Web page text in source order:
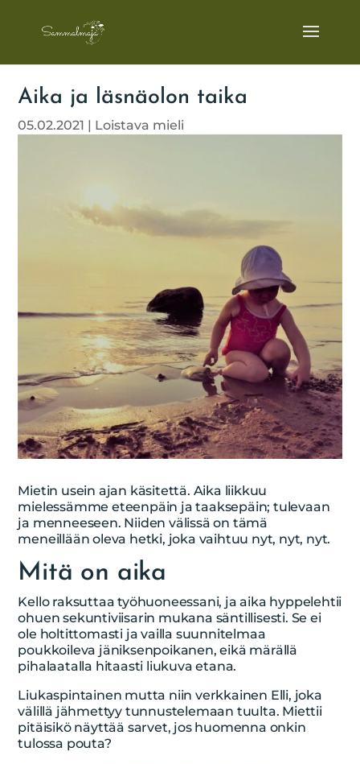
Aika ja läsnäolon taika
05.02.2021 | Loistava mieli
Mietin usein ajan käsitettä. Aika liikkuu
mielessämme eteenpäin ja taaksepäin; tulevaan
ja menneeseen. Niiden välissä on tämä
meneillään oleva hetki, joka vaihtuu nyt, nyt, nyt.
Mitä on aika
Kello raksuttaa työhuoneessani, ja aika hyppelehtii
ohuen sekuntiviisarin mukana säntillisesti. Se ei
ole holtittomasti ja vailla suunnitelmaa
poukkoileva jäniksenpoikanen, eikä märällä
pihalaatalla hitaasti liukuva etana.
Liukaspintainen mutta niin verkkainen Elli, joka
välillä jähmettyy tunnustelemaan tuulta. Miettii
pitäisikö näyttää sarvet, jos huomenna onkin
tulossa pouta?